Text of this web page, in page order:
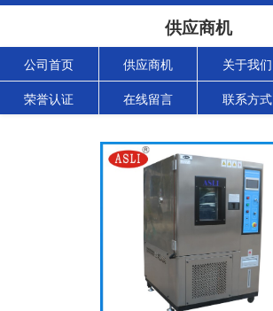
供应商机
公司首页 供应商机 关于我们
荣誉认证 在线留言 联系方式